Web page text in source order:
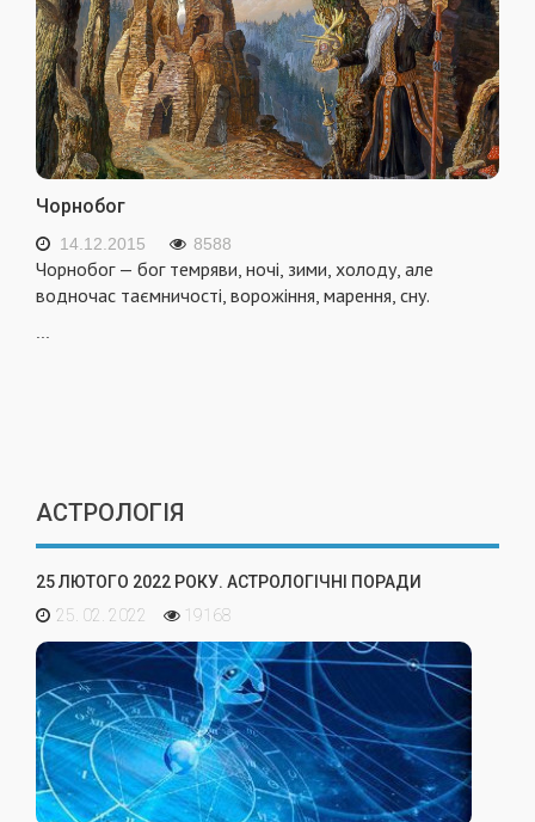
Чорнобог
14.12.2015 8588
Чорнобог — бог темряви, ночі, зими, холоду, але
водночас таємничості, ворожіння, марення, сну.
АСТРОЛОГІЯ
25 ЛЮТОГО 2022 РОКУ. АСТРОЛОГІЧНІ ПОРАДИ
25. 02. 2022
19168